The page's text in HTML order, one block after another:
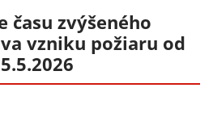
času zvýšeného
vzniku požiaru od